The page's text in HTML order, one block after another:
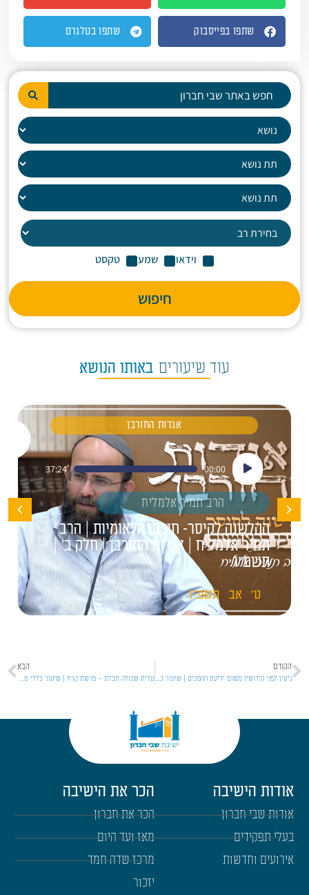
שתפו בפייסבוק שתפו בטלגרם
וידאו שמע טקסט
חיפוש
עוד שיעורים באותו הנושא
אגדות החורבן
נגן
אודיו
00:00
37:24
הרב תמיר אלמליח
ההלשנה לקיסר- חורבן הלאומיות | הרב
תמיר אלמליח | אגדות החורבן | חלק ב' |
תשפ"ו
ט' אב תשפ"ו
הקודם
גיטין לפני קידושין משום ידיעת ההפכים | שיעור כללי מסכת קידושין [24]
הבא
טלית שכולה תכלת – פרשת קרח | שיעור כללי מסכת קידושין [26]
אודות הישיבה
אודות שבי חברון
בעלי תפקידים
אירועים וחדשות
הכר את הישיבה
הכר את חברון
מאז ועד היום
מרכז שדה חמד
יזכור